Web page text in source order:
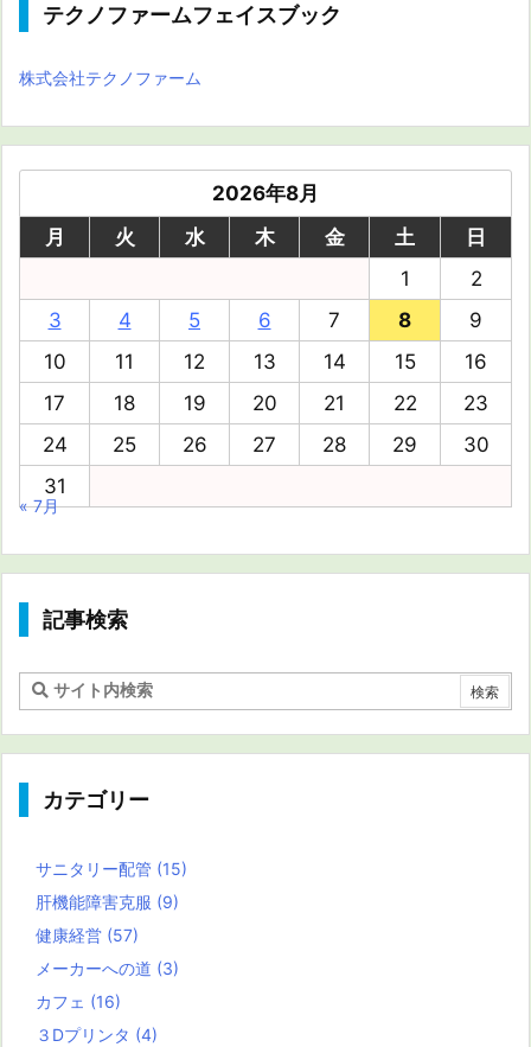
テクノファームフェイスブック
株式会社テクノファーム
2026年8月
月
火 水 木 金 土
日
1
2
3
4 5 6 7 8
9
10
11 12 13 14 15
16
17
18 19 20 21 22
23
24
25 26 27 28 29
30
31
« 7月
記事検索
カテゴリー
サニタリー配管 (15)
肝機能障害克服 (9)
健康経営 (57)
メーカーへの道 (3)
カフェ (16)
３Dプリンタ (4)